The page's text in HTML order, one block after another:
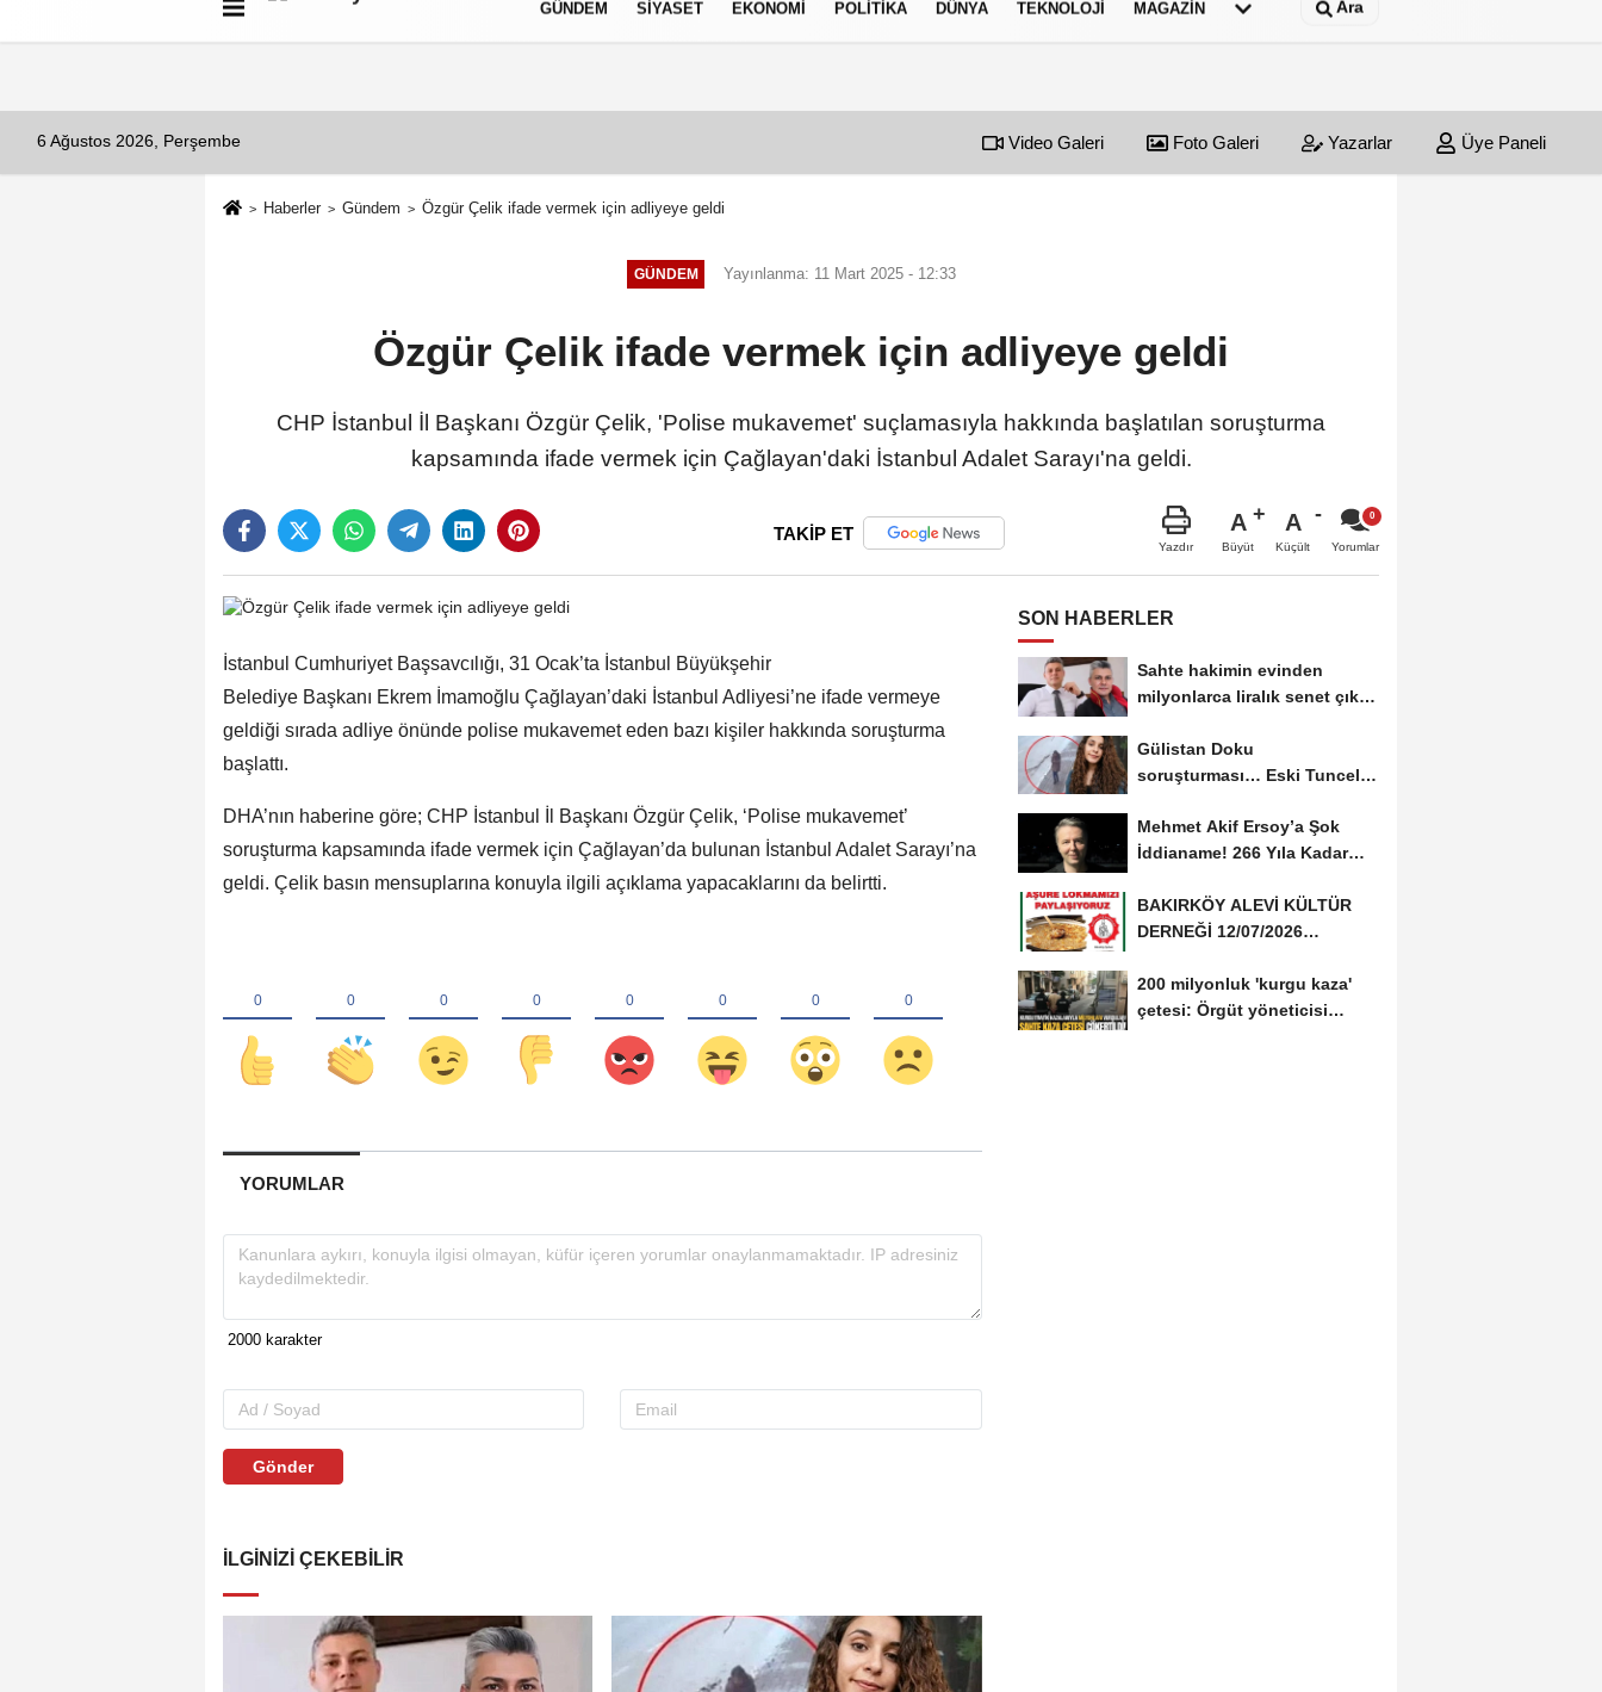
Künye
GÜNDEM SIYASET EKONOMI POLITIKA DÜNYA TEKNOLOJI MAGAZIN Ara
6 Ağustos 2026, Perşembe Video Galeri Foto Galeri Yazarlar Üye Paneli
Haberler Gündem Özgür Çelik ifade vermek için adliyeye geldi
GÜNDEM Yayınlanma: 11 Mart 2025 - 12:33
Özgür Çelik ifade vermek için adliyeye geldi
CHP İstanbul İl Başkanı Özgür Çelik, 'Polise mukavemet' suçlamasıyla hakkında başlatılan soruşturma
kapsamında ifade vermek için Çağlayan'daki İstanbul Adalet Sarayı'na geldi.
TAKİP ET
Yazdır
A
Büyüt
A
Küçült Yorumlar
İstanbul Cumhuriyet Başsavcılığı, 31 Ocak’ta İstanbul Büyükşehir
Belediye Başkanı Ekrem İmamoğlu Çağlayan’daki İstanbul Adliyesi’ne ifade vermeye
geldiği sırada adliye önünde polise mukavemet eden bazı kişiler hakkında soruşturma
başlattı.
DHA’nın haberine göre; CHP İstanbul İl Başkanı Özgür Çelik, ‘Polise mukavemet’
soruşturma kapsamında ifade vermek için Çağlayan’da bulunan İstanbul Adalet Sarayı’na
geldi. Çelik basın mensuplarına konuyla ilgili açıklama yapacaklarını da belirtti.
YORUMLAR
Gönder
İLGINIZI ÇEKEBILIR
SON HABERLER
Sahte hakimin evinden
milyonlarca liralık senet çıktı:
Gülistan Doku
soruşturması… Eski Tunceli
Mehmet Akif Ersoy’a Şok
İddianame! 266 Yıla Kadar
BAKIRKÖY ALEVİ KÜLTÜR
DERNEĞİ 12/07/2026
DAVETİNE...
200 milyonluk 'kurgu kaza'
çetesi: Örgüt yöneticisi